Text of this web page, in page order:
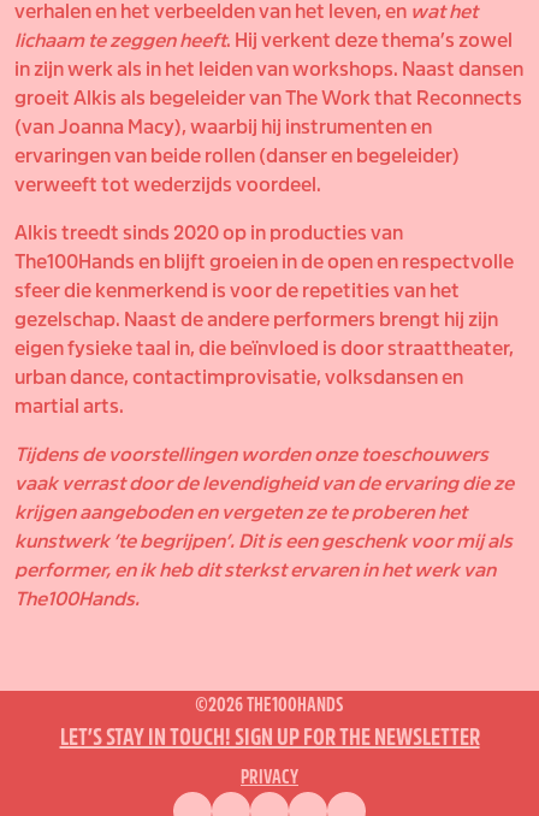
verhalen en het verbeelden van het leven, en wat het
lichaam te zeggen heeft. Hij verkent deze thema’s zowel
in zijn werk als in het leiden van workshops. Naast dansen
groeit Alkis als begeleider van The Work that Reconnects
(van Joanna Macy), waarbij hij instrumenten en
ervaringen van beide rollen (danser en begeleider)
verweeft tot wederzijds voordeel.
Alkis treedt sinds 2020 op in producties van
The100Hands en blijft groeien in de open en respectvolle
sfeer die kenmerkend is voor de repetities van het
gezelschap. Naast de andere performers brengt hij zijn
eigen fysieke taal in, die beïnvloed is door straattheater,
urban dance, contactimprovisatie, volksdansen en
martial arts.
Tijdens de voorstellingen worden onze toeschouwers
vaak verrast door de levendigheid van de ervaring die ze
krijgen aangeboden en vergeten ze te proberen het
kunstwerk ’te begrijpen’. Dit is een geschenk voor mij als
performer, en ik heb dit sterkst ervaren in het werk van
The100Hands.
©2026 THE100HANDS
LET’S STAY IN TOUCH! SIGN UP FOR THE NEWSLETTER
PRIVACY
FACEBOOKINSTAGRAM
VIMEOYOUTUBEENGLISH